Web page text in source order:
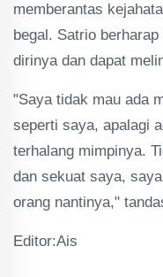
memberantas
begal. Satrio
dirinya dan dapat
"Saya tidak mau ada
seperti saya, apalagi
terhalang mimpinya.
dan sekuat saya,
orang nantinya,"
Editor:Ais